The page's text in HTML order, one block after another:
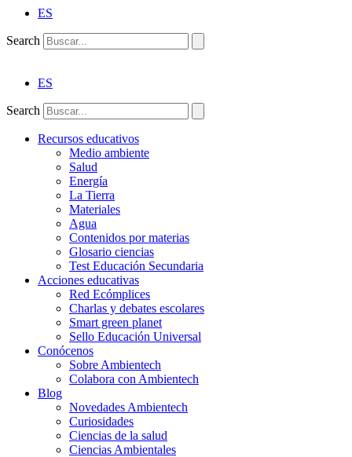
ES
Search
ES
Search
Recursos educativos
Medio ambiente
Salud
Energía
La Tierra
Materiales
Agua
Contenidos por materias
Glosario ciencias
Test Educación Secundaria
Acciones educativas
Red Ecómplices
Charlas y debates escolares
Smart green planet
Sello Educación Universal
Conócenos
Sobre Ambientech
Colabora con Ambientech
Blog
Novedades Ambientech
Curiosidades
Ciencias de la salud
Ciencias Ambientales